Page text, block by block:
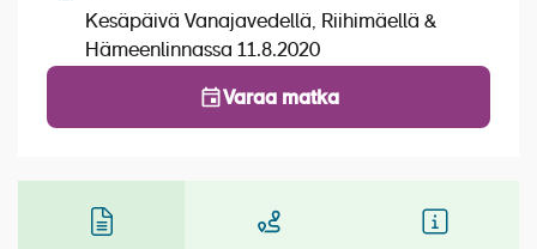
Kohteet
Matkatyypit
Matkakalenteri
Laivat
Hyvä tietää
Kesäpäivä Vanajavedellä, Riihimäellä &
Hämeenlinnassa 11.8.2020
Varaa matka